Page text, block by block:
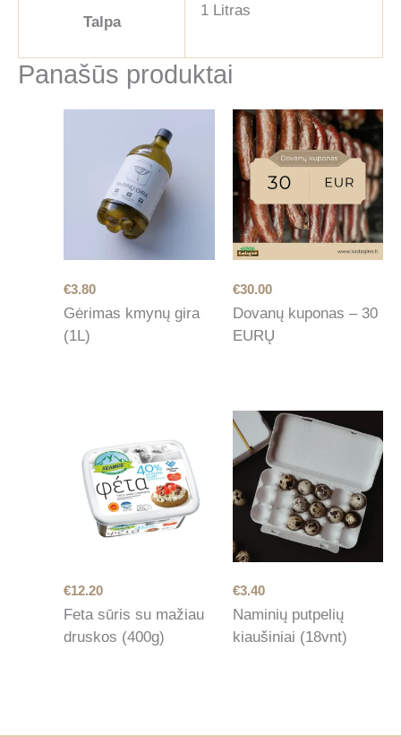
Talpa
1 Litras
Panašūs produktai
€3.80
Gėrimas kmynų gira
(1L)
€30.00
Dovanų kuponas – 30
EURŲ
€12.20
Feta sūris su mažiau
druskos (400g)
€3.40
Naminių putpelių
kiaušiniai (18vnt)